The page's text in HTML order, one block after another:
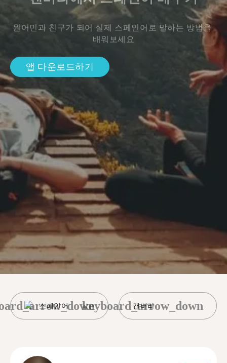
원어민과 친구가 되어 실제 스페인어로 말하는 방법을
배워보세요
앱 다운로드하기
스페인어 캔버라
keyboard_arrow_down